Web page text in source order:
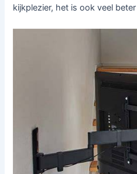
kijkplezier, het is ook veel